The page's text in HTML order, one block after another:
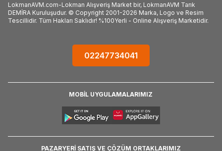
LokmanAVM.com-Lokman Alışveriş Market bir, LokmanAVM Tarık
DEMİRA Kuruluşudur. © Copyright 2001-2026 Marka, Logo ve Resim
Tescillidir. Tüm Hakları Saklıdır! %100Yerli - Online Alışveriş Marketidir.
02247734041
MOBİL UYGULAMALARIMIZ
PAZARYERİ SATIŞ VE ÇÖZÜM ORTAKLARIMIZ